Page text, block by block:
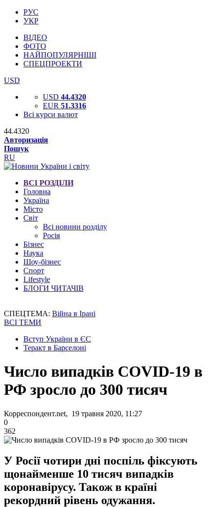
РУС
УКР
ВІДЕО
ФОТО
НАЙПОПУЛЯРНІШІ
СПЕЦПРОЕКТИ
USD
USD 44.4320
EUR 51.3316
Всі курси валют
44.4320
Авторизація
Пошук
RU
ВСІ РОЗДІЛИ
Головна
Україна
Місто
Світ
Всі новини розділу
Росія
Бізнес
Наука
Шоу-бізнес
Спорт
Lifestyle
БЛОГИ ЧИТАЧІВ
СПЕЦТЕМА: Війна в Ірані
ВСІ ТЕМИ
Вступ України в ЄС
Теракт в Барселоні
Число випадків COVID-19 в
РФ зросло до 300 тисяч
Корреспондент.net, 19 травня 2020, 11:27
0
362
У Росії чотири дні поспіль фіксують
щонайменше 10 тисяч випадків
коронавірусу. Також в країні
рекордний рівень одужання.